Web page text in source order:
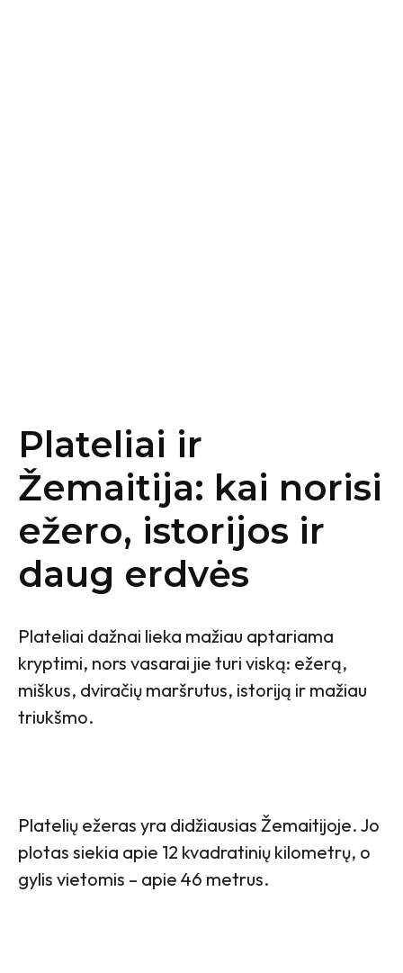
Plateliai ir
Žemaitija: kai norisi
ežero, istorijos ir
daug erdvės
Plateliai dažnai lieka mažiau aptariama
kryptimi, nors vasarai jie turi viską: ežerą,
miškus, dviračių maršrutus, istoriją ir mažiau
triukšmo.
Platelių ežeras yra didžiausias Žemaitijoje. Jo
plotas siekia apie 12 kvadratinių kilometrų, o
gylis vietomis – apie 46 metrus.